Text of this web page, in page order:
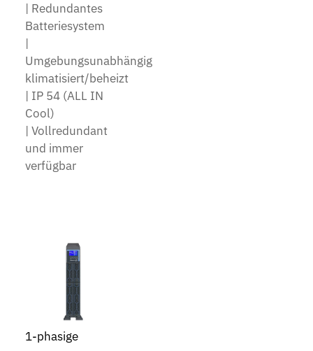
| Redundantes
Batteriesystem
|
Umgebungsunabhängig
klimatisiert/beheizt
| IP 54 (ALL IN
Cool)
| Vollredundant
und immer
verfügbar
1-phasige